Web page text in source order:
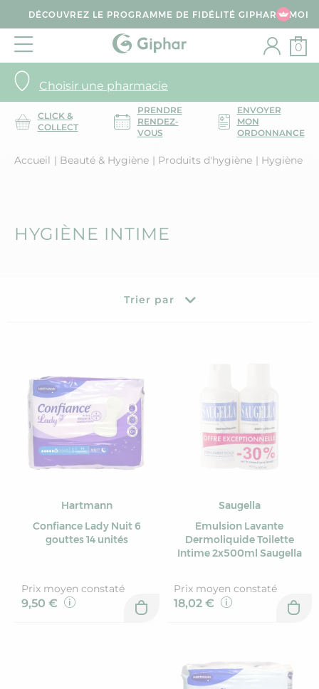
DÉCOUVREZ LE PROGRAMME DE FIDÉLITÉ GIPHAR & MOI
Choisir une pharmacie
0
CLICK &
COLLECT
PRENDRE
RENDEZ-
VOUS
ENVOYER
MON
ORDONNANCE
Accueil Beauté & Hygiène Produits d'hygiène Hygiène
HYGIÈNE INTIME
Trier par
Hartmann
Confiance Lady Nuit 6
gouttes 14 unités
Prix moyen constaté
9,50 €
Saugella
Emulsion Lavante
Dermoliquide Toilette
Intime 2x500ml Saugella
Prix moyen constaté
18,02 €